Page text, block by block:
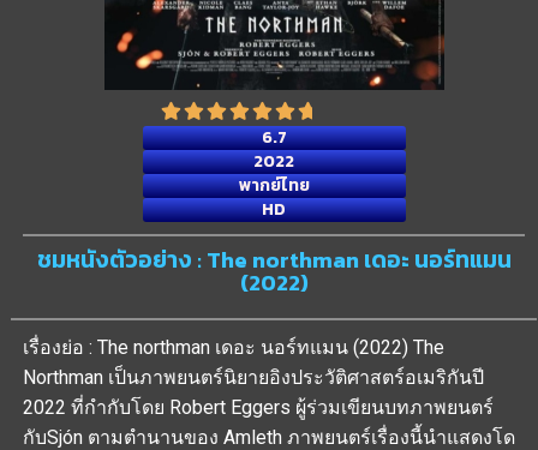
6.7
2022
พากย์ไทย
HD
ชมหนังตัวอย่าง : The northman เดอะ นอร์ทแมน
(2022)
เรื่องย่อ : The northman เดอะ นอร์ทแมน (2022) The
Northman เป็นภาพยนตร์นิยายอิงประวัติศาสตร์อเมริกันปี
2022 ที่กำกับโดย Robert Eggers ผู้ร่วมเขียนบทภาพยนตร์
กับSjón ตามตำนานของ Amleth ภาพยนตร์เรื่องนี้นำแสดงโด